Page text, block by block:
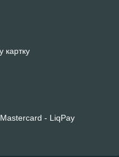
картку
- LiqPay